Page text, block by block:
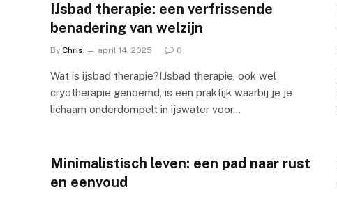
IJsbad therapie: een verfrissende
benadering van welzijn
By Chris april 14, 2025 0
Wat is ijsbad therapie?IJsbad therapie, ook wel
cryotherapie genoemd, is een praktijk waarbij je je
lichaam onderdompelt in ijswater voor…
Minimalistisch leven: een pad naar rust
en eenvoud